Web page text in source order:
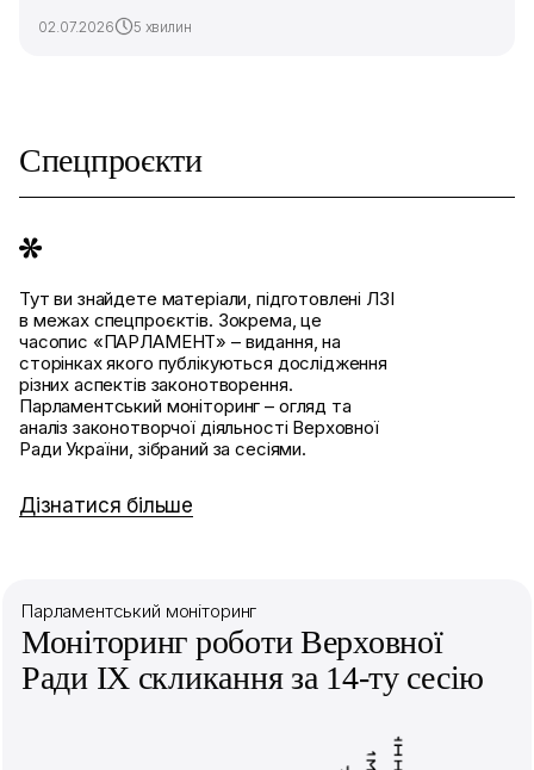
02.07.2026 5 хвилин
Спецпроєкти
Тут ви знайдете матеріали, підготовлені ЛЗІ
в межах спецпроєктів. Зокрема, це
часопис «ПАРЛАМЕНТ» – видання, на
сторінках якого публікуються дослідження
різних аспектів законотворення.
Парламентський моніторинг – огляд та
аналіз законотворчої діяльності Верховної
Ради України, зібраний за сесіями.
Дізнатися більше
Парламентський моніторинг
Моніторинг роботи Верховної
Ради IX скликання за 14-ту сесію